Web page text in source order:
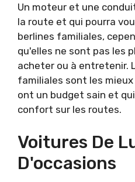
Un moteur et une
la route et qui pourra
berlines familiales,
qu'elles ne sont pas les
acheter ou à entretenir.
familiales sont les
ont un budget sain et
confort sur les routes.
Voitures De
D'occasions